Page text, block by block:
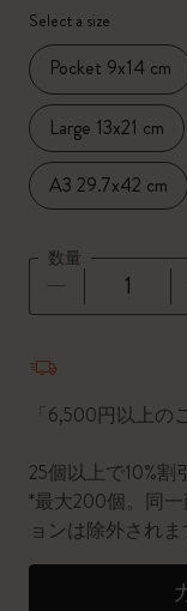
Select a size
Pocket 9x14 cm
Large 13x21 cm
A3 29.7x42 cm
数量
「6,500円以上の
25個以上で10%割
*最大200個。同
ョンは除外されま